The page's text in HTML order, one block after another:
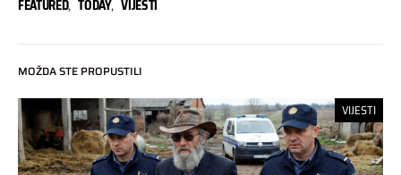
FEATURED, TODAY, VIJESTI
MOŽDA STE PROPUSTILI
VIJESTI